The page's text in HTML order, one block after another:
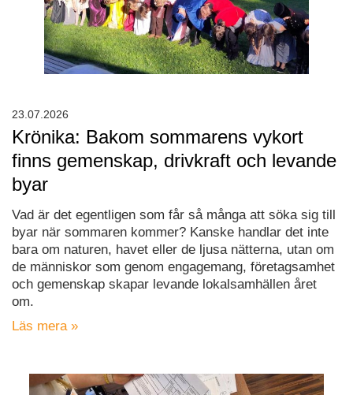
Krönika: Bakom sommarens vykort
finns gemenskap, drivkraft och levande
byar
Vad är det egentligen som får så många att söka sig till
byar när sommaren kommer? Kanske handlar det inte
bara om naturen, havet eller de ljusa nätterna, utan om
de människor som genom engagemang, företagsamhet
och gemenskap skapar levande lokalsamhällen året
om.
Läs mera »
23.07.2026